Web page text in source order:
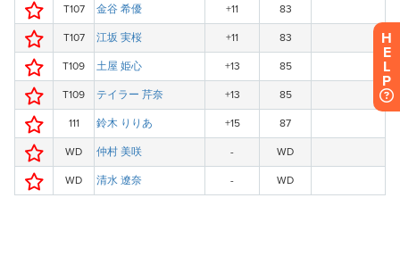
H
E
L
P